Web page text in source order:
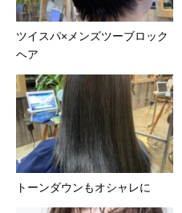
ツイスパ×メンズツーブロック
ヘア
トーンダウンもオシャレに